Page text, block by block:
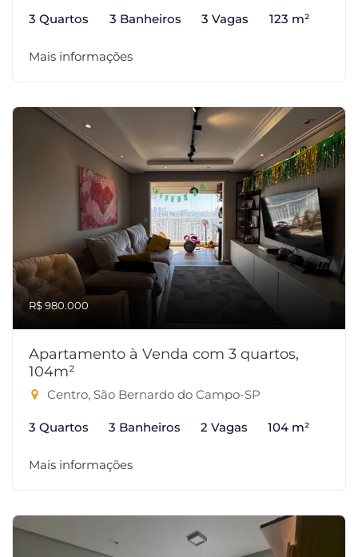
3 Quartos 3 Banheiros 3 Vagas 123 m²
Mais informações
R$ 980.000
Apartamento à Venda com 3 quartos,
104m²
Centro, São Bernardo do Campo-SP
3 Quartos 3 Banheiros 2 Vagas 104 m²
Mais informações